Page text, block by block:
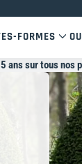
FORMES
ans sur tous nos